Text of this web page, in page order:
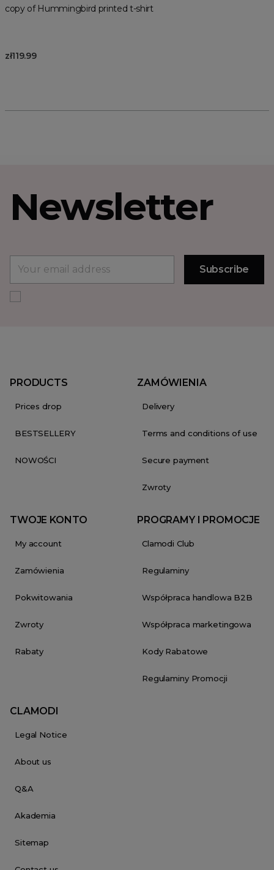
copy of Hummingbird printed t-shirt
zł119.99
Newsletter
PRODUCTS
Prices drop
BESTSELLERY
NOWOŚCI
ZAMÓWIENIA
Delivery
Terms and conditions of use
Secure payment
Zwroty
TWOJE KONTO
My account
Zamówienia
Pokwitowania
Zwroty
Rabaty
PROGRAMY I PROMOCJE
Clamodi Club
Regulaminy
Współpraca handlowa B2B
Współpraca marketingowa
Kody Rabatowe
Regulaminy Promocji
CLAMODI
Legal Notice
About us
Q&A
Akademia
Sitemap